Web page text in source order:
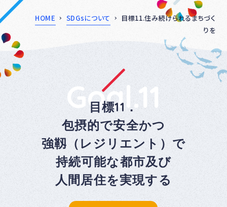
HOME SDGsについて
目標11.住み続けられるまちづく
りを
Goal.11
目標11．
包摂的で安全かつ
強靱（レジリエント）で
持続可能な都市及び
人間居住を実現する